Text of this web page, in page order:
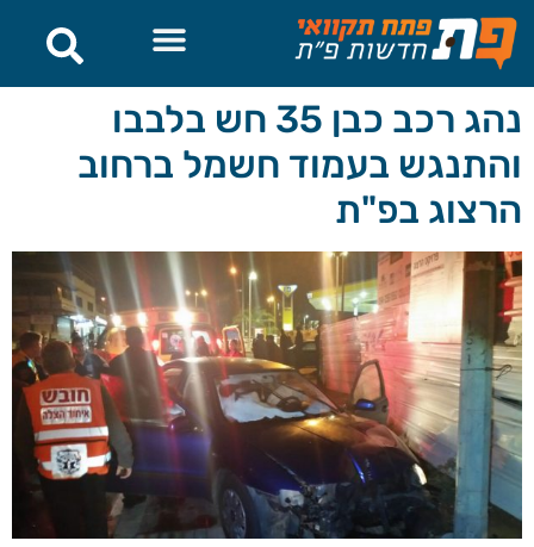
לתוכן
נהג רכב כבן 35 חש בלבבו
והתנגש בעמוד חשמל ברחוב
הרצוג בפ"ת